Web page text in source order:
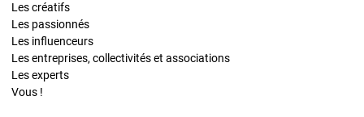
Les créatifs
Les passionnés
Les influenceurs
Les entreprises, collectivités et associations
Les experts
Vous !